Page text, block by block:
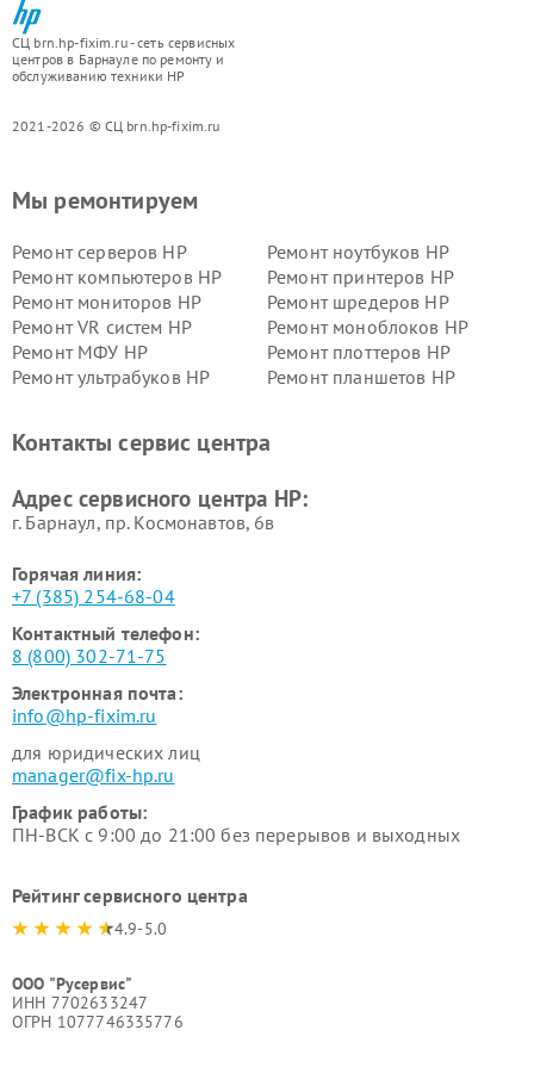
СЦ brn.hp-fixim.ru - сеть сервисных
центров в Барнауле по ремонту и
обслуживанию техники HP
2021-2026 © СЦ brn.hp-fixim.ru
Мы ремонтируем
Ремонт серверов HP
Ремонт ноутбуков HP
Ремонт компьютеров HP
Ремонт принтеров HP
Ремонт мониторов HP
Ремонт шредеров HP
Ремонт VR систем HP
Ремонт моноблоков HP
Ремонт МФУ HP
Ремонт плоттеров HP
Ремонт ультрабуков HP
Ремонт планшетов HP
Контакты сервис центра
Адрес сервисного центра HP:
г. Барнаул, ​пр. Космонавтов, 6в
Горячая линия:
+7 (385) 254-68-04
Контактный телефон:
8 (800) 302-71-75
Электронная почта:
info@hp-fixim.ru
для юридических лиц
manager@fix-hp.ru
График работы:
ПН-ВСК с 9:00 до 21:00 без перерывов и выходных
Рейтинг сервисного центра
4.9-5.0
ООО "Русервис"
ИНН 7702633247
ОГРН 1077746335776